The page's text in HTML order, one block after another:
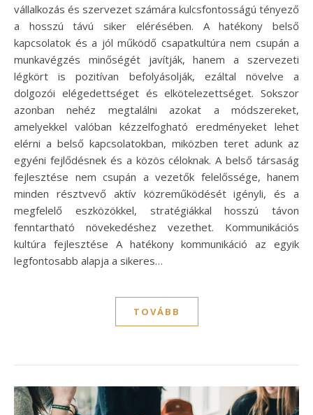
vállalkozás és szervezet számára kulcsfontosságú tényező
a hosszú távú siker elérésében. A hatékony belső
kapcsolatok és a jól működő csapatkultúra nem csupán a
munkavégzés minőségét javítják, hanem a szervezeti
légkört is pozitívan befolyásolják, ezáltal növelve a
dolgozói elégedettséget és elkötelezettséget. Sokszor
azonban nehéz megtalálni azokat a módszereket,
amelyekkel valóban kézzelfogható eredményeket lehet
elérni a belső kapcsolatokban, miközben teret adunk az
egyéni fejlődésnek és a közös céloknak. A belső társaság
fejlesztése nem csupán a vezetők felelőssége, hanem
minden résztvevő aktív közreműködését igényli, és a
megfelelő eszközökkel, stratégiákkal hosszú távon
fenntartható növekedéshez vezethet. Kommunikációs
kultúra fejlesztése A hatékony kommunikáció az egyik
legfontosabb alapja a sikeres…
TOVÁBB